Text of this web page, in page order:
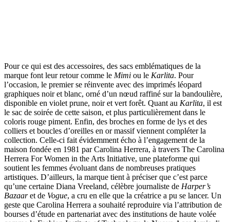
Pour ce qui est des accessoires, des sacs emblématiques de la
marque font leur retour comme le Mimi ou le Karlita. Pour
l’occasion, le premier se réinvente avec des imprimés léopard
graphiques noir et blanc, orné d’un nœud raffiné sur la bandoulière,
disponible en violet prune, noir et vert forêt. Quant au Karlita, il est
le sac de soirée de cette saison, et plus particulièrement dans le
coloris rouge piment. Enfin, des broches en forme de lys et des
colliers et boucles d’oreilles en or massif viennent compléter la
collection. Celle-ci fait évidemment écho à l’engagement de la
maison fondée en 1981 par Carolina Herrera, à travers The Carolina
Herrera For Women in the Arts Initiative, une plateforme qui
soutient les femmes évoluant dans de nombreuses pratiques
artistiques. D’ailleurs, la marque tient à préciser que c’est parce
qu’une certaine Diana Vreeland, célèbre journaliste de Harper’s
Bazaaret de Vogue, a cru en elle que la créatrice a pu se lancer. Un
geste que Carolina Herrera a souhaité reproduire via l’attribution de
bourses d’étude en partenariat avec des institutions de haute volée